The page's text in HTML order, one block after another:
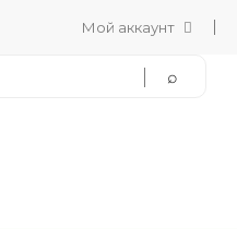
Мой аккаунт